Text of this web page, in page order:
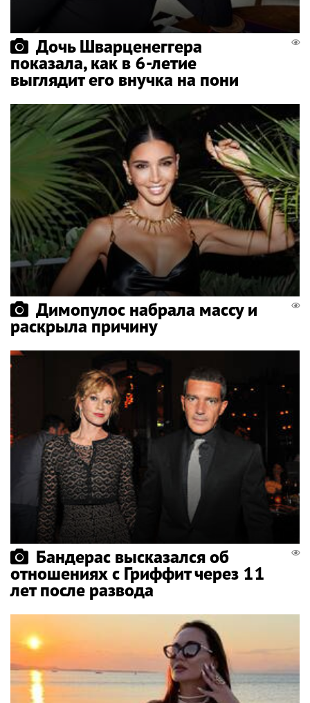
Дочь Шварценеггера
показала, как в 6-летие
выглядит его внучка на пони
Димопулос набрала массу и
раскрыла причину
Бандерас высказался об
отношениях с Гриффит через 11
лет после развода